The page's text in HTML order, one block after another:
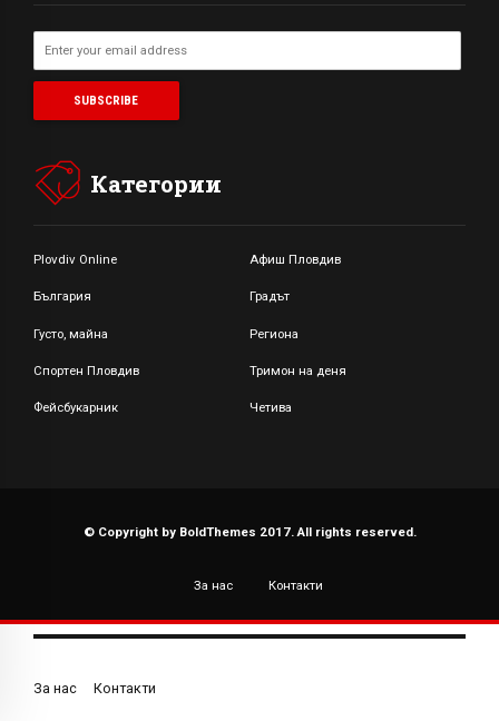
Категории
Plovdiv Online Афиш Пловдив
България Градът
Густо, майна Региона
Спортен Пловдив Тримон на деня
Фейсбукарник Четива
© Copyright by BoldThemes 2017. All rights reserved.
За нас Контакти
За нас Контакти